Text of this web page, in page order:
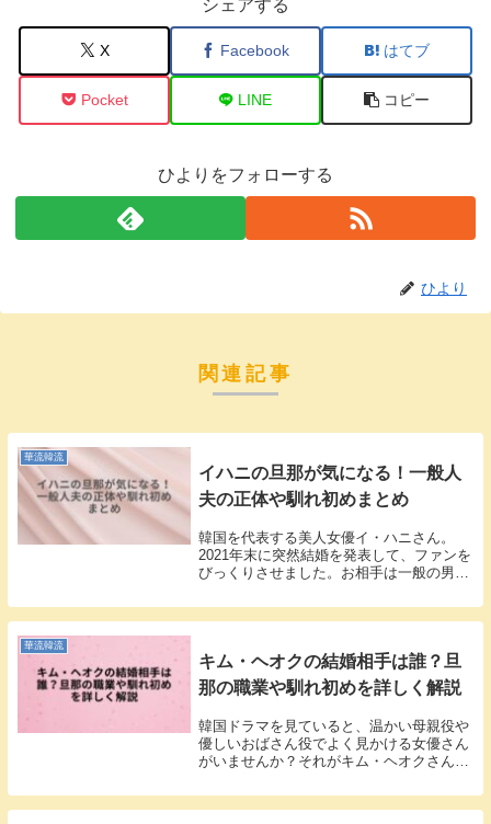
シェアする
X Facebook はてブ
Pocket LINE コピー
ひよりをフォローする
ひより
関連記事
華流韓流
イハニの旦那が気になる！一般人
夫の正体や馴れ初めまとめ
韓国を代表する美人女優イ・ハニさん。
2021年末に突然結婚を発表して、ファンを
びっくりさせました。お相手は一般の男性
いないんですよね。私も知りたくて色々調
べてみたんです。ミスコリア出身の華やか
華流韓流
キム・ヘオクの結婚相手は誰？旦
那の職業や馴れ初めを詳しく解説
韓国ドラマを見ていると、温かい母親役や
優しいおばさん役でよく見かける女優さん
がいませんか？それがキム・ヘオクさんで
はいったい、なぜ？』で彼女の演技を見
て、「この人、本当にいいお母さんって感